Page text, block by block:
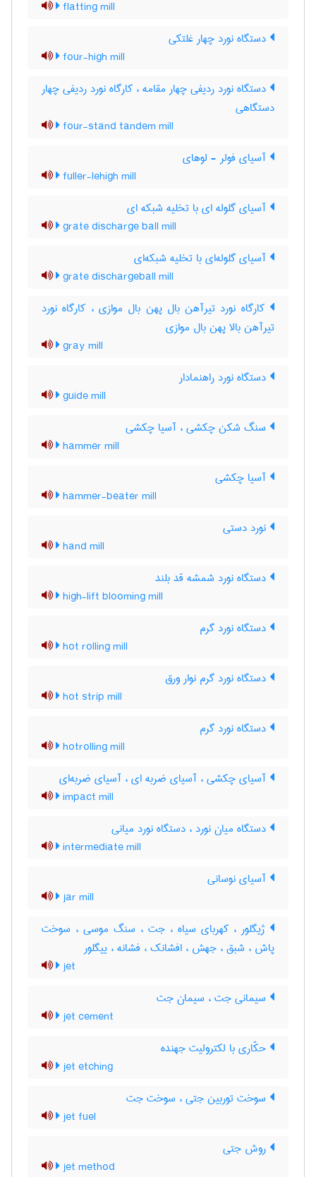
flatting mill
دستگاه نورد چهار غلتکی
four-high mill
دستگاه نورد ردیفی چهار مقامه ، کارگاه نورد ردیفی چهار
دستگاهی
four-stand tandem mill
آسیای فولر - لوهای
fuller-lehigh mill
آسیای گلوله ای با تخلیه شبکه ای
grate discharge ball mill
آسیای گلوله‌ای با تخلیه شبکه‌ای
grate dischargeball mill
کارگاه نورد تیرآهن بال پهن بال موازی ، کارگاه نورد
تیرآهن بالا پهن بال موازی
gray mill
دستگاه نورد راهنمادار
guide mill
سنگ شکن چکشی ، آسیا چکشی
hammer mill
آسیا چکشی
hammer-beater mill
نورد دستی
hand mill
دستگاه نورد شمشه قد بلند
high-lift blooming mill
دستگاه نورد گرم
hot rolling mill
دستگاه نورد گرم نوار ورق
hot strip mill
دستگاه نورد گرم
hotrolling mill
آسیای چکشی ، آسیای ضربه ای ، آسیای ضربه‌ای
impact mill
دستگاه میان نورد ، دستگاه نورد میانی
intermediate mill
آسیای نوسانی
jar mill
ژیگلور ، کهربای سیاه ، جت ، سنگ موسی ، سوخت
پاش ، شبق ، جهش ، افشانک ، فشانه ، ییگلور
jet
سیمانی جت ، سیمان جت
jet cement
حکّاری با لکترولیت جهنده
jet etching
سوخت توربین جتی ، سوخت جت
jet fuel
روش جتی
jet method